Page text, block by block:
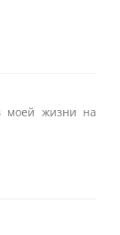
моей жизни на